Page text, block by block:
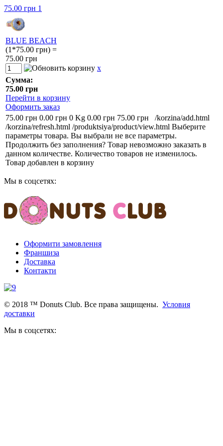
75.00 грн 1
BLUE BEACH
(1*75.00 грн) =
75.00 грн
x
Сумма:
75.00 грн
Перейти в корзину
Оформить заказ
75.00 грн 0.00 грн 0 Kg 0.00 грн 75.00 грн
/korzina/add.html
/korzina/refresh.html /produktsiya/product/view.html Выберите
параметры товара. Вы выбрали не все параметры.
Продолжить без заполнения? Товар невозможно заказать в
данном количестве. Количество товаров не изменилось.
Товар добавлен в корзину
Мы в соцсетях:
Оформити замовлення
Франшиза
Доставка
Контакти
© 2018 ™ Donuts Club. Все права защищены. Условия
доставки
Мы в соцсетях: